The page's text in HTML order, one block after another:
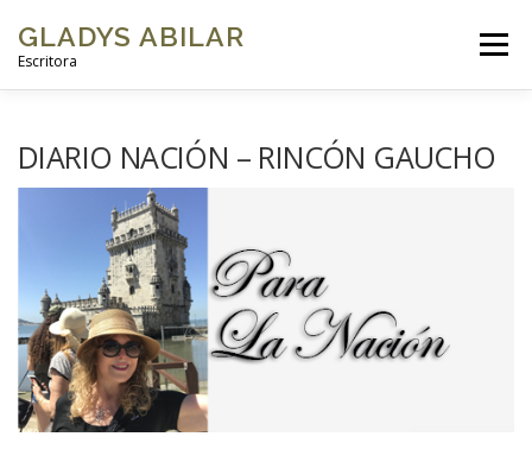
GLADYS ABILAR
Escritora
Menú
BLOG
DIARIO NACIÓN – RINCÓN GAUCHO